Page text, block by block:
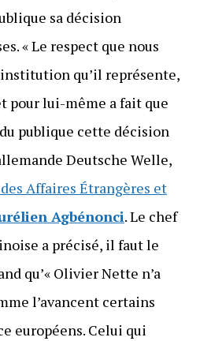
sa décision
« Le respect que nous
qu’il représente,
pour lui-même a fait que
publique cette décision
Deutsche Welle,
Affaires Étrangères et
Agbénonci. Le chef
a précisé, il faut le
qu’« Olivier Nette n’a
l’avancent certains
européens. Celui qui